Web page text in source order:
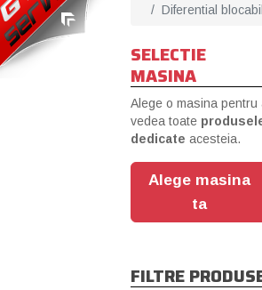
Diferential
SELECTIE
MASINA
Alege o masina pentru
vedea toate
dedicate acesteia.
Alege masina
ta
FILTRE